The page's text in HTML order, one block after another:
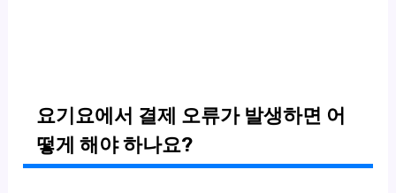
요기요에서 결제 오류가 발생하면 어
떻게 해야 하나요?